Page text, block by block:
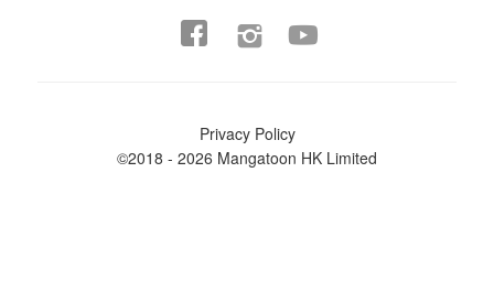
 
Privacy Policy
©2018 - 2026 Mangatoon HK Limited